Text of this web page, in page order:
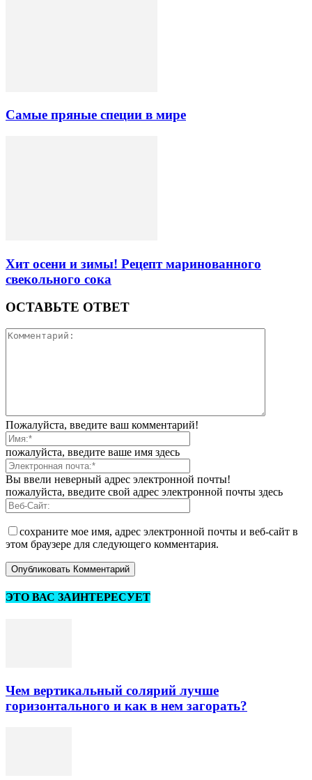
Самые пряные специи в мире
Хит осени и зимы! Рецепт маринованного
свекольного сока
ОСТАВЬТЕ ОТВЕТ
Пожалуйста, введите ваш комментарий!
пожалуйста, введите ваше имя здесь
Вы ввели неверный адрес электронной почты!
пожалуйста, введите свой адрес электронной почты здесь
сохраните мое имя, адрес электронной почты и веб-сайт в
этом браузере для следующего комментария.
ЭТО ВАС ЗАИНТЕРЕСУЕТ
Чем вертикальный солярий лучше
горизонтального и как в нем загорать?